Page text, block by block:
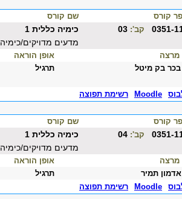
קורס שם קורס
0351- קב':
כימיה כללית 1
מדעים מדויקים/כימיה
אופן הוראה
בק מיטל
תרגיל
Moodle רשימת תפוצה
קורס שם קורס
0351- קב':
כימיה כללית 1
מדעים מדויקים/כימיה
אופן הוראה
תמיר
תרגיל
Moodle רשימת תפוצה